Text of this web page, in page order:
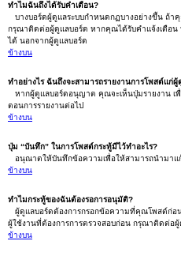
ทำไมฉันถึงได้รับคำเตือน?
บางบอร์ดผู้ดูแลระบบกำหนดกฏบางอย่างขึ้น ถ้า
กรุณาติดต่อผู้ดูแลบอร์ด หากคุณได้รับคำแจ้งเตือน
ได้ นอกจากผู้ดูแลบอร์ด
ข้างบน
ทำอย่างไร ฉันถึงจะสามารถรายงานการโพสต์แก่ผู้
หากผู้ดูแลบอร์ดอนุญาต คุณจะเห็นปุ่มรายงาน เ
ตอนการรายงานต่อไป
ข้างบน
ปุ่ม “บันทึก” ในการโพสต์กระทู้มีไว้ทำอะไร?
อนุณาตให้บันทึกข้อความเพื่อให้สามารถนำมาแ
ข้างบน
ทำไมกระทู้ของฉันต้องรอการอนุมัติ?
ผู้ดูแลบอร์ดต้องการกรอกข้อความที่คุณโพสต์ก่อ
ผู้ใช้งานที่ต้องการการตรวจสอบก่อน กรุณาติดต่อผู้
ข้างบน